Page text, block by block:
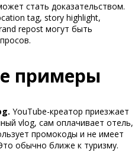
стать доказательством.
tag, story highlight,
repost могут быть
примеры
YouTube-креатор приезжает
vlog, сам оплачивает отель,
промокоды и не имеет
обычно ближе к туризму.